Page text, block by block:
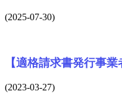
(2025-07-30)
【適格請求書発行事
(2023-03-27)